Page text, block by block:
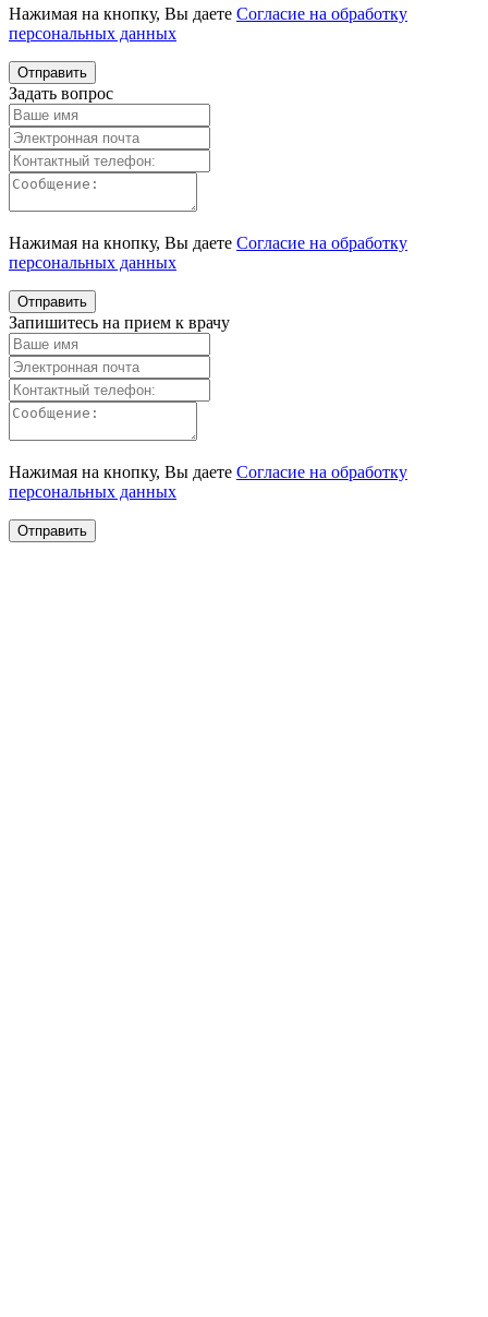
Нажимая на кнопку, Вы даете Согласие на обработку
персональных данных
Задать вопрос
Нажимая на кнопку, Вы даете Согласие на обработку
персональных данных
Запишитесь на прием к врачу
Нажимая на кнопку, Вы даете Согласие на обработку
персональных данных